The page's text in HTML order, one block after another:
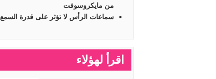
من مايكروسوفت
سماعات الرأس لا تؤثر على قدرة السمع
اقرأ لهؤلاء